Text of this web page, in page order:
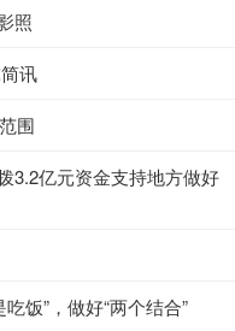
照
讯
围
3.2亿元资金支持地方做好
饭”，做好“两个结合”